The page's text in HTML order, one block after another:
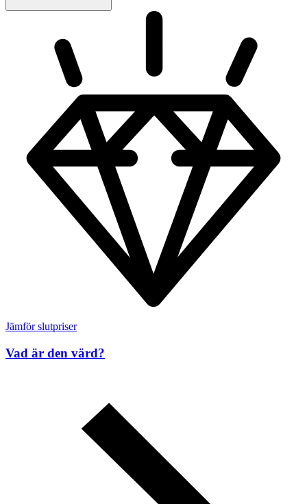
Jämför slutpriser
Vad är den värd?